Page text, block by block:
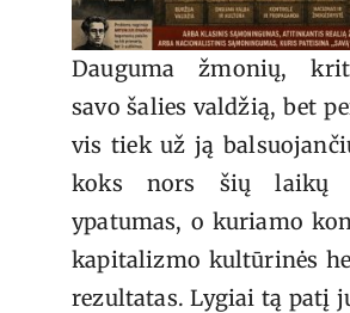
Dauguma žmonių,
savo šalies valdžią, bet
vis tiek už ją
koks nors šių laikų
ypatumas, o kuriamo
kapitalizmo kultūrinės
rezultatas. Lygiai tą patį